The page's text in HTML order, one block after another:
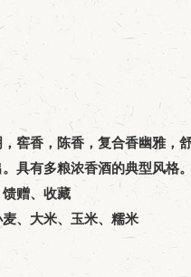
，窖香，陈香，复合香幽雅，
具有多粮浓香酒的典型风格。
馈赠、收藏
麦、大米、玉米、糯米